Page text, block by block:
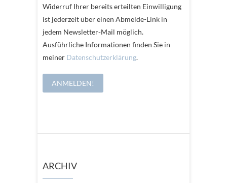
Widerruf Ihrer bereits erteilten Einwilligung
ist jederzeit über einen Abmelde-Link in
jedem Newsletter-Mail möglich.
Ausführliche Informationen finden Sie in
meiner Datenschutzerklärung.
ARCHIV